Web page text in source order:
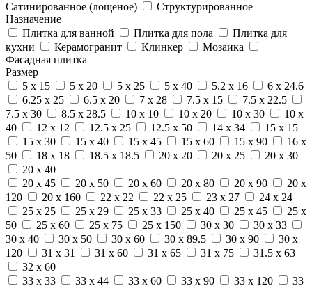
Сатинированное (лощеное)
Структурированное
Назначение
Плитка для ванной
Плитка для пола
Плитка для
кухни
Керамогранит Клинкер
Мозаика
Фасадная плитка
Размер
5 x 15
5 x 20 5 x 25 5 x 40 5.2 x 16
6 x 24.6
6.25 x 25
6.5 x 20 7 x 28 7.5 x 15
7.5 x 22.5
7.5 x 30
8.5 x 28.5 10 x 10 10 x 20 10 x 30
10 x
40
12 x 12 12.5 x 25 12.5 x 50 14 x 34
15 x 15
15 x 30
15 x 40 15 x 45 15 x 60 15 x 90
16 x
50
18 x 18 18.5 x 18.5 20 x 20 20 x 25
20 x 30
20 x 40
20 x 45
20 x 50 20 x 60 20 x 80 20 x 90
20 x
120
20 x 160 22 x 22 22 x 25 23 x 27
24 x 24
25 x 25
25 x 29 25 x 33 25 x 40 25 x 45
25 x
50
25 x 60 25 x 75 25 x 150 30 x 30
30 x 33
30 x 40
30 x 50 30 x 60 30 x 89.5 30 x 90
30 x
120
31 x 31 31 x 60 31 x 65 31 x 75
31.5 x 63
32 x 60
33 x 33
33 x 44 33 x 60 33 x 90 33 x 120
33